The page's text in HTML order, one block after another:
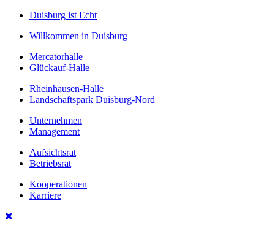
Duisburg ist Echt
Willkommen in Duisburg
Mercatorhalle
Glückauf-Halle
Rheinhausen-Halle
Landschaftspark Duisburg-Nord
Unternehmen
Management
Aufsichtsrat
Betriebsrat
Kooperationen
Karriere